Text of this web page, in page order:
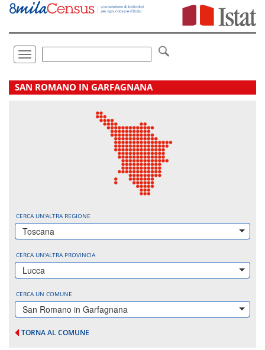
Vai
direttamente
Toggle
navigation
.
SAN ROMANO IN GARFAGNANA
CERCA UN'ALTRA REGIONE
Toscana
CERCA UN'ALTRA PROVINCIA
Lucca
CERCA UN COMUNE
San Romano in Garfagnana
TORNA AL COMUNE